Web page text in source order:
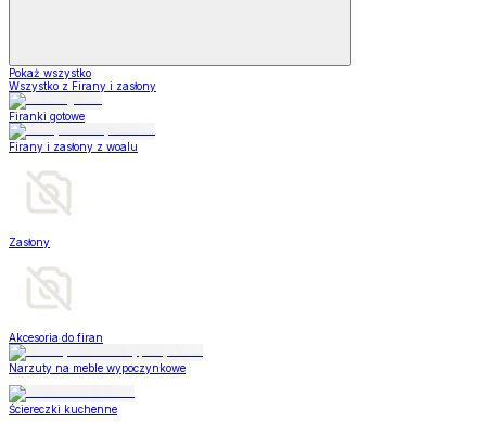
Pokaż wszystko
Wszystko z Firany i zasłony
Firanki gotowe
Firany i zasłony z woalu
Zasłony
Akcesoria do firan
Narzuty na meble wypoczynkowe
Ściereczki kuchenne